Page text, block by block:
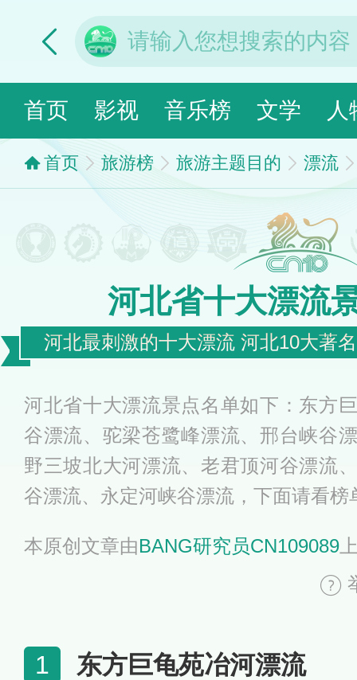
首页 影视 音乐榜 文学 人
首页 旅游榜 旅游主题目的 漂流
河北省十大漂流
河北最刺激的十大漂流 河北10大著
河北省十大漂流景点名单如下：东方
谷漂流、驼梁苍鹭峰漂流、邢台峡谷
野三坡北大河漂流、老君顶河谷漂流
谷漂流、永定河峡谷漂流，下面请看榜
本原创文章由BANG研究员CN109089
1 东方巨龟苑冶河漂流